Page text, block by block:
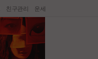
친구관리 운세